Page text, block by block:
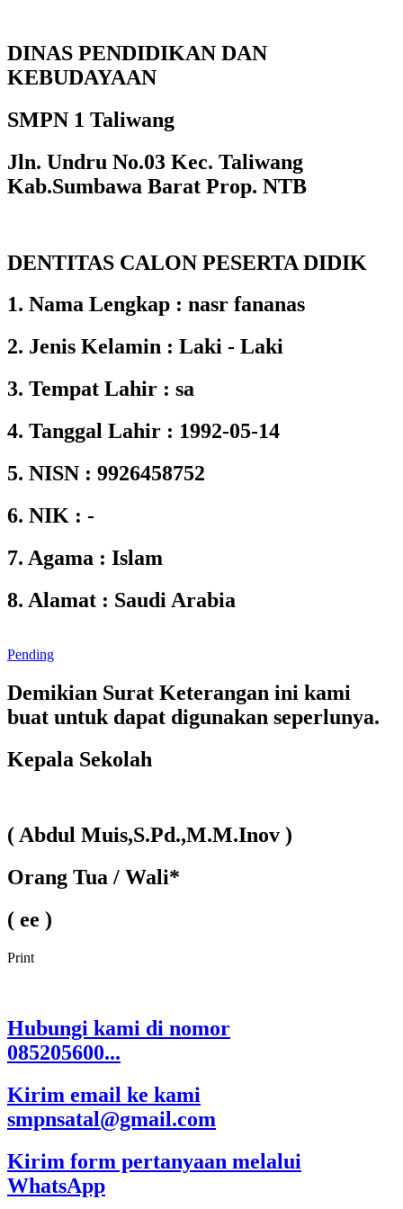
DINAS PENDIDIKAN DAN
KEBUDAYAAN
SMPN 1 Taliwang
Jln. Undru No.03 Kec. Taliwang
Kab.Sumbawa Barat Prop. NTB
DENTITAS CALON PESERTA DIDIK
1. Nama Lengkap : nasr fananas
2. Jenis Kelamin : Laki - Laki
3. Tempat Lahir : sa
4. Tanggal Lahir : 1992-05-14
5. NISN : 9926458752
6. NIK : -
7. Agama : Islam
8. Alamat : Saudi Arabia
Pending
Demikian Surat Keterangan ini kami
buat untuk dapat digunakan seperlunya.
Kepala Sekolah
( Abdul Muis,S.Pd.,M.M.Inov )
Orang Tua / Wali*
( ee )
Print
Hubungi kami di nomor
085205600...
Kirim email ke kami
smpnsatal@gmail.com
Kirim form pertanyaan melalui
WhatsApp